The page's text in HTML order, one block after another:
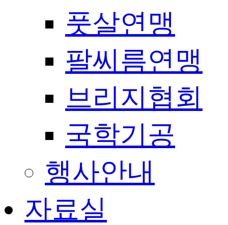
풋살연맹
팔씨름연맹
브리지협회
국학기공
행사안내
자료실